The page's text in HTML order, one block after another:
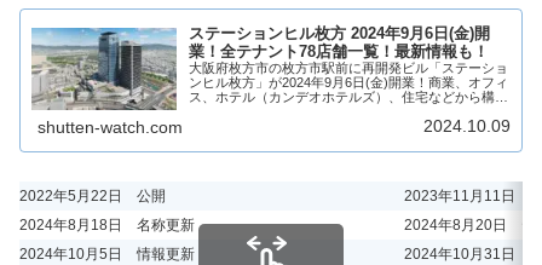
ステーションヒル枚方 2024年9月6日(金)開
業！全テナント78店舗一覧！最新情報も！
大阪府枚方市の枚方市駅前に再開発ビル「ステーショ
ンヒル枚方」が2024年9月6日(金)開業！商業、オフィ
ス、ホテル（カンデオホテルズ）、住宅などから構成
お店、78店舗が出店！枚方市駅前の一等地...
shutten-watch.com 2024.10.09
2022年5月22日 公開
2023年11月11日
2024年8月18日 名称更新
2024年8月20日 テ
2024年10月5日 情報更新
2024年10月31日 テ